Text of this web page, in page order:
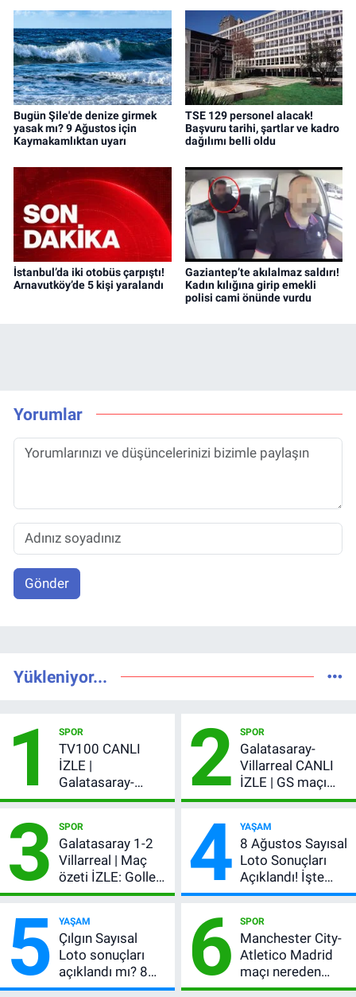
Bugün Şile'de denize girmek
yasak mı? 9 Ağustos için
Kaymakamlıktan uyarı
TSE 129 personel alacak!
Başvuru tarihi, şartlar ve kadro
dağılımı belli oldu
İstanbul’da iki otobüs çarpıştı!
Arnavutköy’de 5 kişi yaralandı
Gaziantep’te akılalmaz saldırı!
Kadın kılığına girip emekli
polisi cami önünde vurdu
Yorumlar
Gönder
Yükleniyor...
1 SPOR
TV100 CANLI
İZLE |
Galatasaray-
Villarreal maçı
şifresiz canlı yayın
2 SPOR
Galatasaray-
Villarreal CANLI
İZLE | GS maçı
hangi kanalda,
3 SPOR
Galatasaray 1-2
Villarreal | Maç
özeti İZLE: Goller
peş peşe geldi,
kırmızı kart gördü!
4 YAŞAM
8 Ağustos Sayısal
Loto Sonuçları
Açıklandı! İşte
Kazandıran 6
5 YAŞAM
Çılgın Sayısal
Loto sonuçları
açıklandı mı? 8
Ağustos 2026
6 SPOR
Manchester City-
Atletico Madrid
maçı nereden
izlenir?